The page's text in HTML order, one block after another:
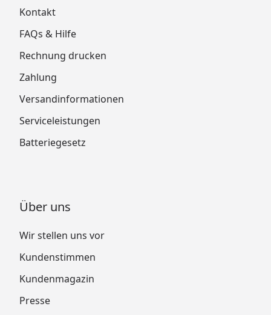
Kontakt
FAQs & Hilfe
Rechnung drucken
Zahlung
Versandinformationen
Serviceleistungen
Batteriegesetz
Über uns
Wir stellen uns vor
Kundenstimmen
Kundenmagazin
Presse